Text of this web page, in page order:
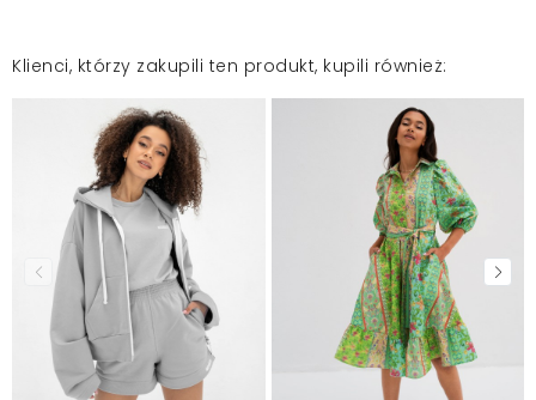
Klienci, którzy zakupili ten produkt, kupili również: